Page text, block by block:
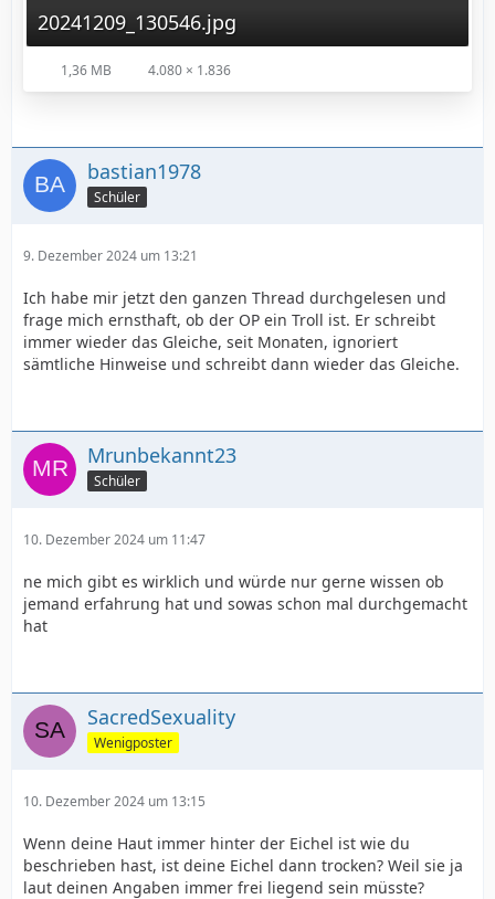
20241209_130546.jpg
1,36 MB 4.080 × 1.836
bastian1978
Schüler
9. Dezember 2024 um 13:21
Ich habe mir jetzt den ganzen Thread durchgelesen und
frage mich ernsthaft, ob der OP ein Troll ist. Er schreibt
immer wieder das Gleiche, seit Monaten, ignoriert
sämtliche Hinweise und schreibt dann wieder das Gleiche.
Mrunbekannt23
Schüler
10. Dezember 2024 um 11:47
ne mich gibt es wirklich und würde nur gerne wissen ob
jemand erfahrung hat und sowas schon mal durchgemacht
hat
SacredSexuality
Wenigposter
10. Dezember 2024 um 13:15
Wenn deine Haut immer hinter der Eichel ist wie du
beschrieben hast, ist deine Eichel dann trocken? Weil sie ja
laut deinen Angaben immer frei liegend sein müsste?